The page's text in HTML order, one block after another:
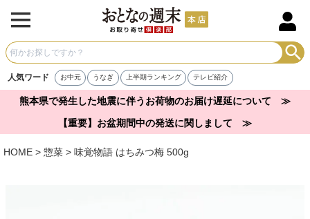
人気ワード お中元 うなぎ 上半期ランキング テレビ紹介
熊本県で発生した地震に伴うお荷物のお届け遅延について ≫
【重要】お盆期間中の発送に関しまして ≫
HOME 惣菜 味覚物語 はちみつ梅 500g